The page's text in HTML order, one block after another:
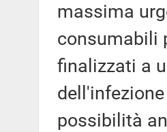
massima
consumabili
finalizzati a
possibilità